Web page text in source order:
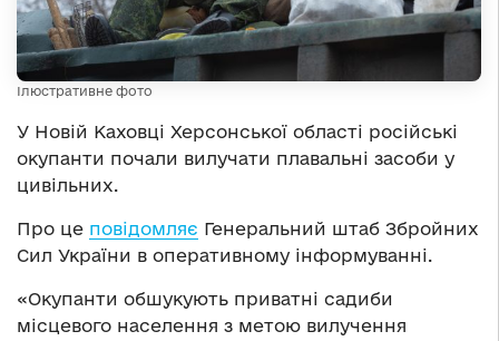
Ілюстративне фото
У Новій Каховці Херсонської області російські
окупанти почали вилучати плавальні засоби у
цивільних.
Про це повідомляє Генеральний штаб Збройних
Сил України в оперативному інформуванні.
«Окупанти обшукують приватні садиби
місцевого населення з метою вилучення